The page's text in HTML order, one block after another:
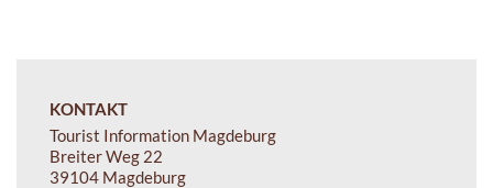
KONTAKT
Tourist Information Magdeburg
Breiter Weg 22
39104 Magdeburg